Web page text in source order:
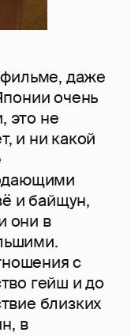
даже
очень
это не
и ни какой
и байщун,
они в
с
гейш и до
близких
в